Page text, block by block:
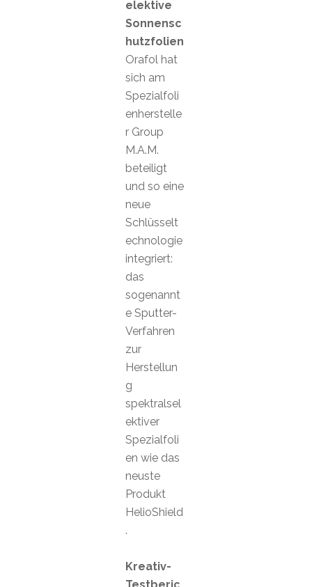
elektive
Sonnensc
hutzfolien
Orafol hat
sich am
Spezialfoli
enherstelle
r Group
M.A.M.
beteiligt
und so eine
neue
Schlüsselt
echnologie
integriert:
das
sogenannt
e Sputter-
Verfahren
zur
Herstellun
g
spektralsel
ektiver
Spezialfoli
en wie das
neuste
Produkt
HelioShield
.
Kreativ-
Testberic